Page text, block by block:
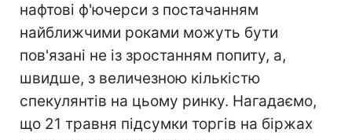
нафтові ф'ючерси з постачанням
найближчими роками можуть бути
пов'язані не із зростанням попиту, а,
швидше, з величезною кількістю
спекулянтів на цьому ринку. Нагадаємо,
що 21 травня підсумки торгів на біржах